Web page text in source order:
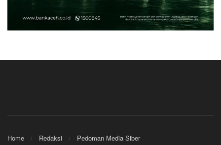
Home Redaksi Pedoman Media Siber